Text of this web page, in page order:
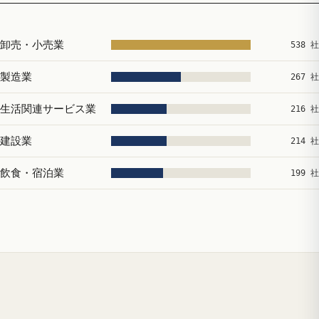
卸売・小売業 538 社
製造業 267 社
生活関連サービス業 216 社
建設業 214 社
飲食・宿泊業 199 社